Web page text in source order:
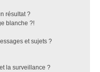
résultat ?
blanche ?!
et sujets ?
la surveillance ?